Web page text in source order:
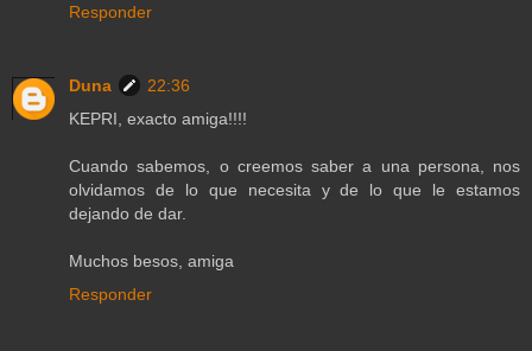
Responder
Duna
22:36
KEPRI, exacto amiga!!!!
Cuando sabemos, o creemos saber a una persona, nos
olvidamos de lo que necesita y de lo que le estamos
dejando de dar.
Muchos besos, amiga
Responder